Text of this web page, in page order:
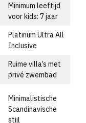
Minimum leeftijd
voor kids: 7 jaar
Platinum Ultra All
Inclusive
Ruime villa’s met
privé zwembad
Minimalistische
Scandinavische
stijl